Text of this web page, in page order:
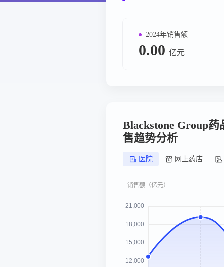
2024年销售额
0.00 亿元
Blackstone Group
售趋势分析
医院 网上药店